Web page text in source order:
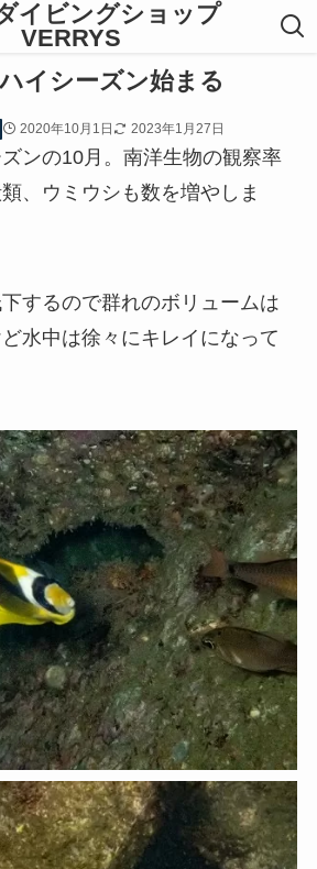
イビングショップ
VERRYS
イシーズン始まる
2020年10月1日 2023年1月27日
ンの10月。南洋生物の観察率
、ウミウシも数を増やしま
するので群れのボリュームは
水中は徐々にキレイになって